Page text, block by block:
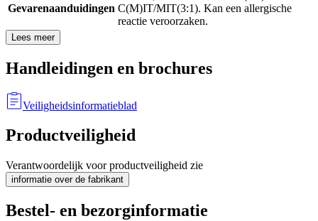
Gevarenaanduidingen C(M)IT/MIT(3:1). Kan een allergische
reactie veroorzaken.
Lees meer
Handleidingen en brochures
Veiligheidsinformatieblad
Productveiligheid
Verantwoordelijk voor productveiligheid zie
informatie over de fabrikant
Bestel- en bezorginformatie